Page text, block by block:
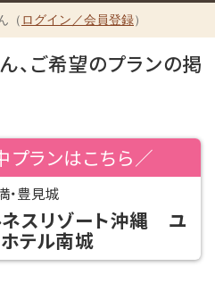
（ ログイン／会員登録）
、ご希望のプランの掲
ランはこちら／
・豊見城
ネスリゾート沖縄 ユ
テル南城